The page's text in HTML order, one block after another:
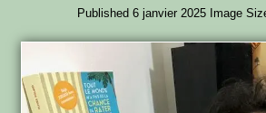
Published 6 janvier 2025 Image